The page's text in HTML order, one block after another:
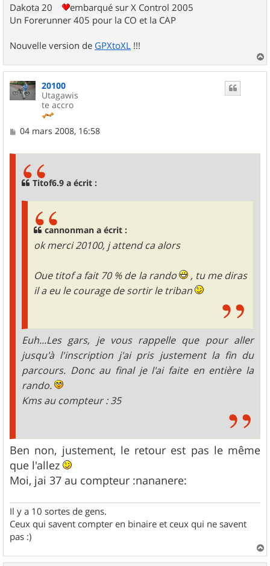
Dakota 20
embarqué sur X Control 2005
Un Forerunner 405 pour la CO et la CAP
Nouvelle version de GPXtoXL !!!
a
u
20100
Utagawis
te accro
M
04 mars 2008, 16:58
Titof6.9 a écrit :
cannonman a écrit :
ok merci 20100, j attend ca alors
Oue titof a fait 70 % de la rando
, tu me diras
il a eu le courage de sortir le triban
Euh...Les gars, je vous rappelle que pour aller
jusqu'à l'inscription j'ai pris justement la fin du
parcours. Donc au final je l'ai faite en entière la
rando.
Kms au compteur : 35
Ben non, justement, le retour est pas le même
que l'allez
Moi, jai 37 au compteur :nananere:
Il y a 10 sortes de gens.
Ceux qui savent compter en binaire et ceux qui ne savent
pas :)
a